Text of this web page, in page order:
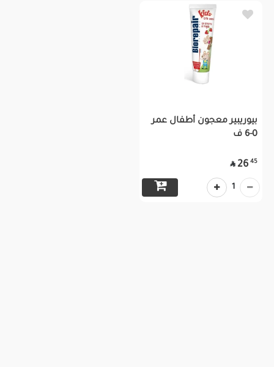
بيوريبير معجون أطفال عمر
0-6 ف
45
26

1